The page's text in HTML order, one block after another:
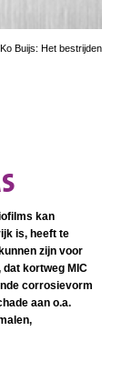
Buijs: Het bestrijden
kan
is, heeft te
zijn voor
kortweg MIC
corrosievorm
aan o.a.